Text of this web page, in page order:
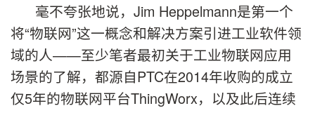
毫不夸张地说， Jim Heppelmann是第一个
将“物联网”这一概念和解决方案引进工业软件领
域的人——至少笔者最初关于工业物联网应用
场景的了解，都源自PTC在2014年收购的成立
仅5年的物联网平台ThingWorx，以及此后连续